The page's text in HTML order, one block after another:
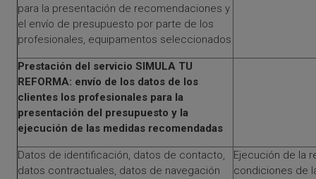
para la presentación de recomendaciones y
el envío de presupuesto por parte de los
profesionales, equipamentos seleccionados
Prestación del servicio SIMULA TU
REFORMA: envío de los datos de los
clientes los profesionales para la
presentación del presupuesto y la
ejecución de las medidas recomendadas
Datos de identificación, datos de contacto,
datos contractuales, datos de navegación
Ejecución de la
condiciones de